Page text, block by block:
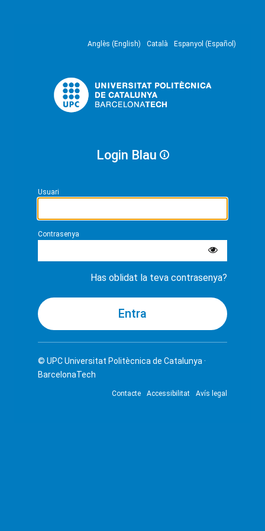
Anglès (English) Català Espanyol (Español)
Login Blau
Usuari
Contrasenya
Has oblidat la teva contrasenya?
© UPCUniversitat Politècnica de Catalunya ·
BarcelonaTech
Contacte Accessibilitat Avís legal